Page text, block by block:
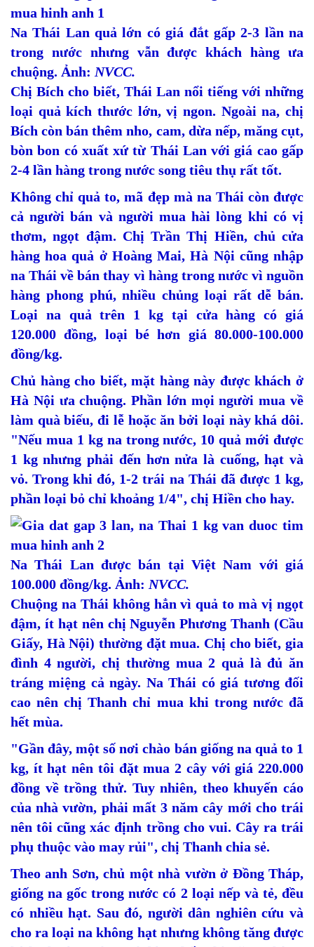
Na Thái Lan quả lớn có giá đắt gấp 2-3 lần na
trong nước nhưng vẫn được khách hàng ưa
chuộng. Ảnh: NVCC.
Chị Bích cho biết, Thái Lan nổi tiếng với những
loại quả kích thước lớn, vị ngon. Ngoài na, chị
Bích còn bán thêm nho, cam, dừa nếp, măng cụt,
bòn bon có xuất xứ từ Thái Lan với giá cao gấp
2-4 lần hàng trong nước song tiêu thụ rất tốt.
Không chỉ quả to, mã đẹp mà na Thái còn được
cả người bán và người mua hài lòng khi có vị
thơm, ngọt đậm. Chị Trần Thị Hiền, chủ cửa
hàng hoa quả ở Hoàng Mai, Hà Nội cũng nhập
na Thái về bán thay vì hàng trong nước vì nguồn
hàng phong phú, nhiều chủng loại rất dễ bán.
Loại na quả trên 1 kg tại cửa hàng có giá
120.000 đồng, loại bé hơn giá 80.000-100.000
đồng/kg.
Chủ hàng cho biết, mặt hàng này được khách ở
Hà Nội ưa chuộng. Phần lớn mọi người mua về
làm quà biếu, đi lễ hoặc ăn bởi loại này khá dôi.
"Nếu mua 1 kg na trong nước, 10 quả mới được
1 kg nhưng phải đến hơn nửa là cuống, hạt và
vỏ. Trong khi đó, 1-2 trái na Thái đã được 1 kg,
phần loại bỏ chỉ khoảng 1/4", chị Hiền cho hay.
Na Thái Lan được bán tại Việt Nam với giá
100.000 đồng/kg. Ảnh: NVCC.
Chuộng na Thái không hẳn vì quả to mà vị ngọt
đậm, ít hạt nên chị Nguyễn Phương Thanh (Cầu
Giấy, Hà Nội) thường đặt mua. Chị cho biết, gia
đình 4 người, chị thường mua 2 quả là đủ ăn
tráng miệng cả ngày. Na Thái có giá tương đối
cao nên chị Thanh chỉ mua khi trong nước đã
hết mùa.
"Gần đây, một số nơi chào bán giống na quả to 1
kg, ít hạt nên tôi đặt mua 2 cây với giá 220.000
đồng về trồng thử. Tuy nhiên, theo khuyến cáo
của nhà vườn, phải mất 3 năm cây mới cho trái
nên tôi cũng xác định trồng cho vui. Cây ra trái
phụ thuộc vào may rủi", chị Thanh chia sẻ.
Theo anh Sơn, chủ một nhà vườn ở Đồng Tháp,
giống na gốc trong nước có 2 loại nếp và tẻ, đều
có nhiều hạt. Sau đó, người dân nghiên cứu và
cho ra loại na không hạt nhưng không tăng được